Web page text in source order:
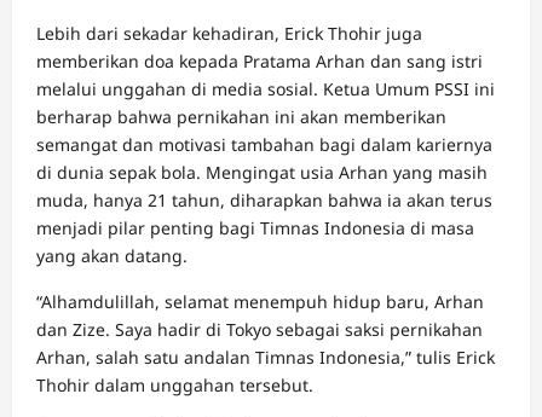
Lebih dari sekadar kehadiran, Erick Thohir juga
memberikan doa kepada Pratama Arhan dan sang istri
melalui unggahan di media sosial. Ketua Umum PSSI ini
berharap bahwa pernikahan ini akan memberikan
semangat dan motivasi tambahan bagi dalam kariernya
di dunia sepak bola. Mengingat usia Arhan yang masih
muda, hanya 21 tahun, diharapkan bahwa ia akan terus
menjadi pilar penting bagi Timnas Indonesia di masa
yang akan datang.
“Alhamdulillah, selamat menempuh hidup baru, Arhan
dan Zize. Saya hadir di Tokyo sebagai saksi pernikahan
Arhan, salah satu andalan Timnas Indonesia,” tulis Erick
Thohir dalam unggahan tersebut.